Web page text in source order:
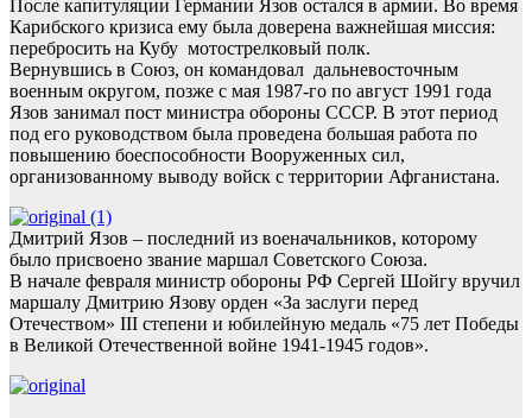
После капитуляции Германии Язов остался в армии. Во время
Карибского кризиса ему была доверена важнейшая миссия:
перебросить на Кубу мотострелковый полк.
Вернувшись в Союз, он командовал дальневосточным
военным округом, позже с мая 1987-го по август 1991 года
Язов занимал пост министра обороны СССР. В этот период
под его руководством была проведена большая работа по
повышению боеспособности Вооруженных сил,
организованному выводу войск с территории Афганистана.
Дмитрий Язов – последний из военачальников, которому
было присвоено звание маршал Советского Союза.
В начале февраля министр обороны РФ Сергей Шойгу вручил
маршалу Дмитрию Язову орден «За заслуги перед
Отечеством» III степени и юбилейную медаль «75 лет Победы
в Великой Отечественной войне 1941-1945 годов».